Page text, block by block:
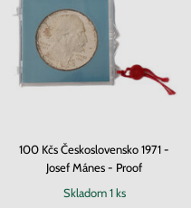
100 Kčs Československo 1971 -
Josef Mánes - Proof
Skladom1 ks